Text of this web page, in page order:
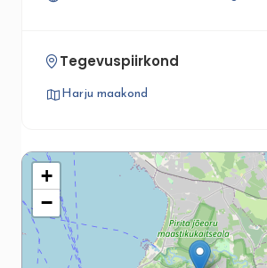
Tegevuspiirkond
Harju maakond
+
−